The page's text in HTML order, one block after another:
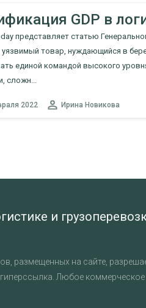
GDP в
представляет статью
уязвимый товар, нуждающийся в
единой командой высокого
сложн...
2022 Ирина Новикова
и
размещенных на сайте,
Любое